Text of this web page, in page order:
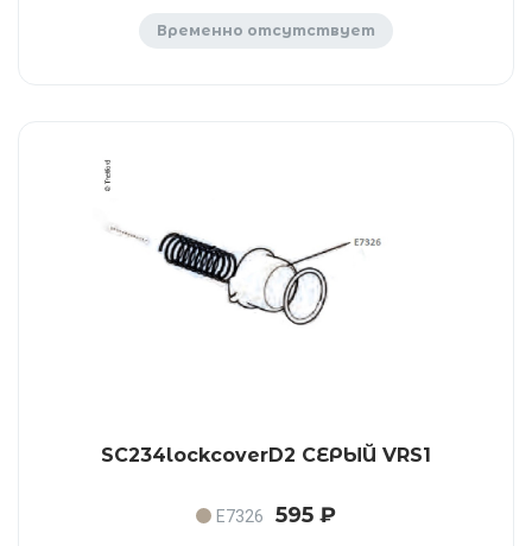
Временно отсутствует
SC234lockcoverD2 СЕРЫЙ VRS1
E7326 595 ₽